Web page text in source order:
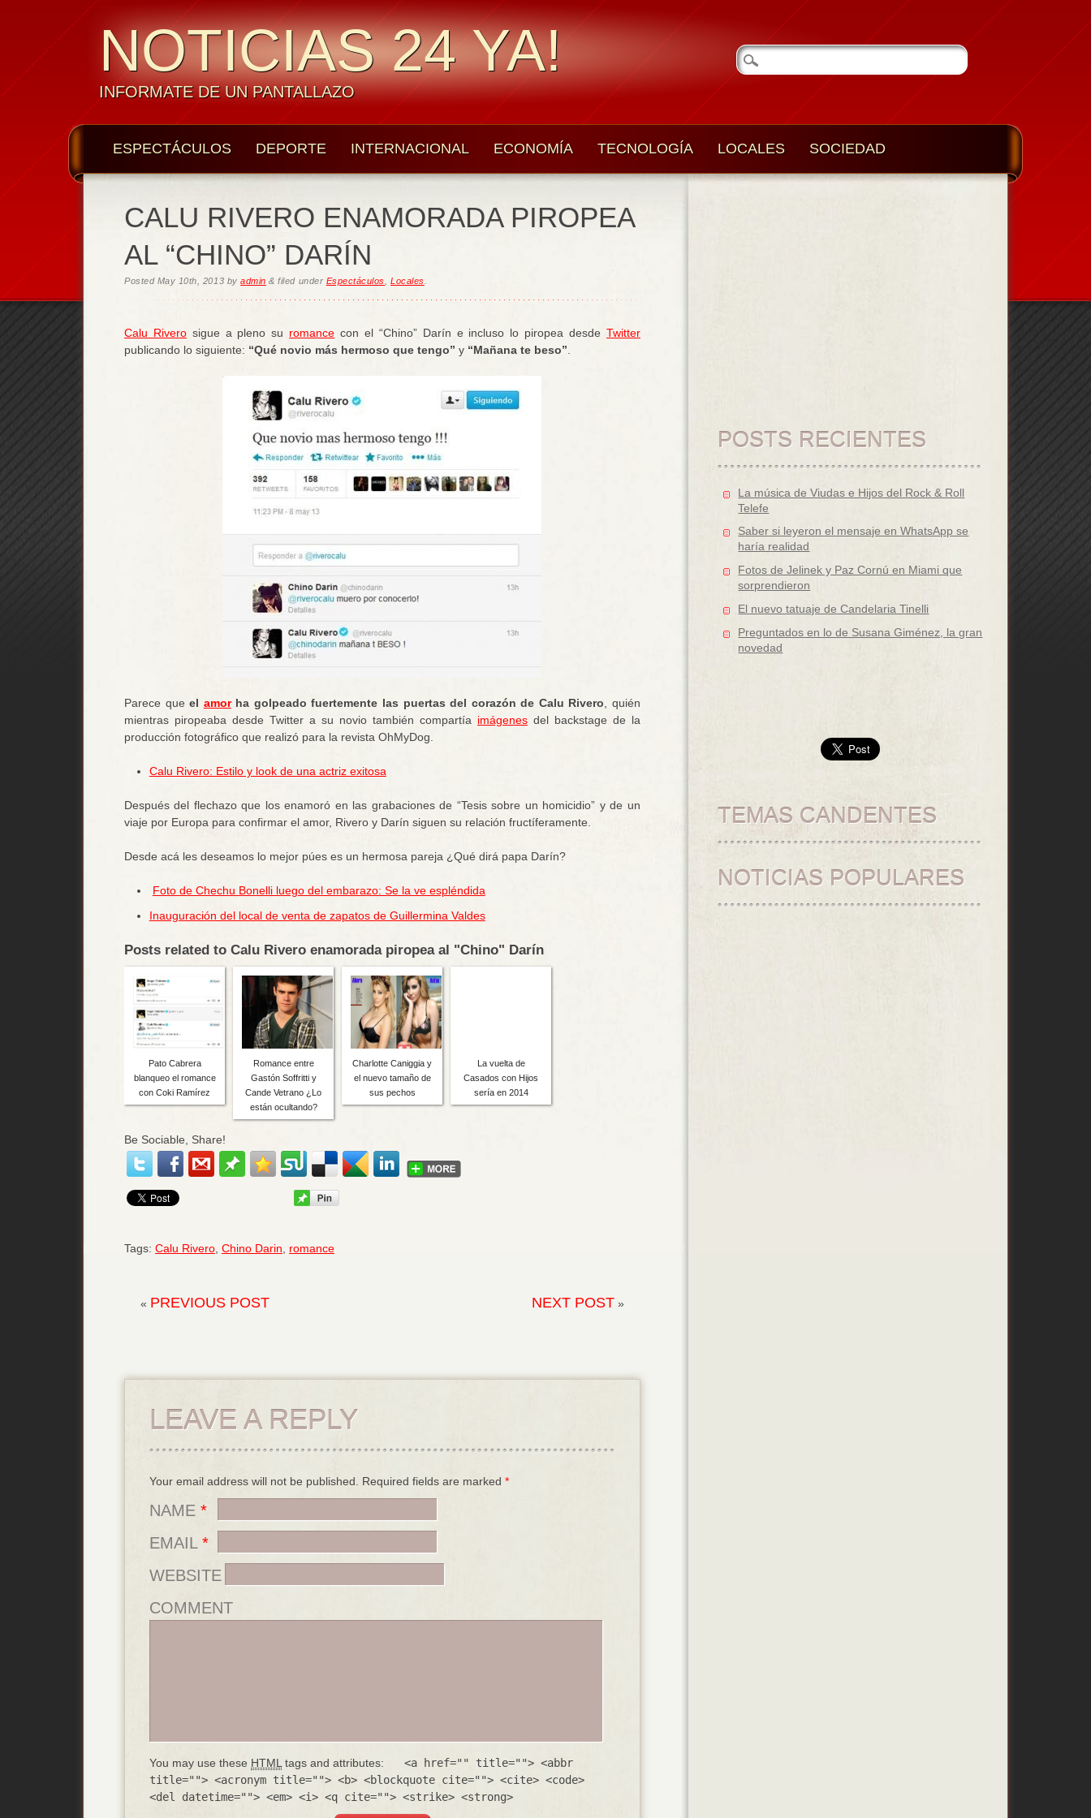
NOTICIAS 24 YA!
INFORMATE DE UN PANTALLAZO
ESPECTÁCULOS DEPORTE INTERNACIONAL ECONOMÍA TECNOLOGÍA LOCALES SOCIEDAD
CALU RIVERO ENAMORADA PIROPEA
AL “CHINO” DARÍN
Posted May 10th, 2013 byadmin & filed under Espectáculos ,Locales
Calu Riverosigue a pleno su romance con el “Chino” Darín e incluso lo piropea desde Twitter
publicando lo siguiente: “Qué novio más hermoso que tengo” y “Mañana te beso”
Parece queel amorha golpeado fuertemente las puertas del corazón de Calu Rivero , quién
mientras piropeaba desde Twitter a su novio también compartía imágenesdel backstage de la
producción fotográfico que realizó para la revista OhMyDog.
Calu Rivero: Estilo y look de una actriz exitosa
Después del flechazo que los enamoró en las grabaciones de “Tesis sobre un homicidio” y de un
viaje por Europa para confirmar el amor, Rivero y Darín siguen su relación fructíferamente.
Desde acá les deseamos lo mejor púes es un hermosa pareja ¿Qué dirá papa Darín?
Foto de Chechu Bonelli luego del embarazo: Se la ve espléndida
Inauguración del local de venta de zapatos de Guillermina Valdes
Posts related to Calu Rivero enamorada piropea al "Chino" Darín
Pato Cabrera
blanqueo el romance
con Coki Ramírez
Romance entre
Gastón Soffritti y
Cande Vetrano ¿Lo
están ocultando?
Charlotte Caniggia y
el nuevo tamaño de
sus pechos
La vuelta de
Casados con Hijos
sería en 2014
Be Sociable, Share!
Tags: Calu Rivero, Chino Darin, romance
« PREVIOUS POST NEXT POST»
LEAVE A REPLY
Your email address will not be published. Required fields are marked *
NAME *
EMAIL *
WEBSITE
COMMENT
You may use these HTML tags and attributes:
<a href="" title=""> <abbr
title=""> <acronym title=""> <b> <blockquote cite=""> <cite> <code>
<del datetime=""> <em> <i> <q cite=""> <strike> <strong>
POSTS RECIENTES
La música de Viudas e Hijos del Rock & Roll
Telefe
Saber si leyeron el mensaje en WhatsApp se
haría realidad
Fotos de Jelinek y Paz Cornú en Miami que
sorprendieron
El nuevo tatuaje de Candelaria Tinelli
Preguntados en lo de Susana Giménez, la gran
novedad
TEMAS CANDENTES
NOTICIAS POPULARES